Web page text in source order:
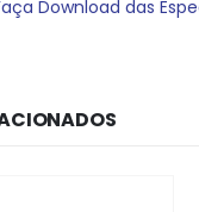
Download das